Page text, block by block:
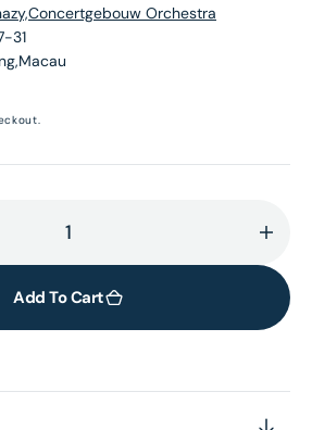
Orchestra
31
for
No.
Add To Cart